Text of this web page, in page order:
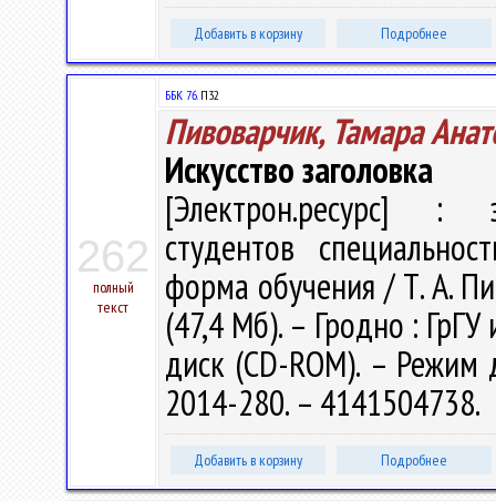
Добавить в корзину Подробнее
262
полный
текст
ББК 76.П32
Пивоварчик, Тамара
Искусство заголовка
[Электрон.ресурс] :
студентов
форма обучения / Т. А.
(47,4 Мб). – Гродно :
диск (CD-ROM). –
2014-280. – 4141504738.
Добавить в корзину Подробнее